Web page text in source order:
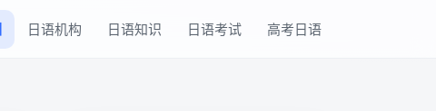
日语机构 日语知识 日语考试 高考日语